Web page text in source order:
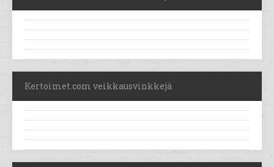
Kertoimet.com veikkausvinkkejä